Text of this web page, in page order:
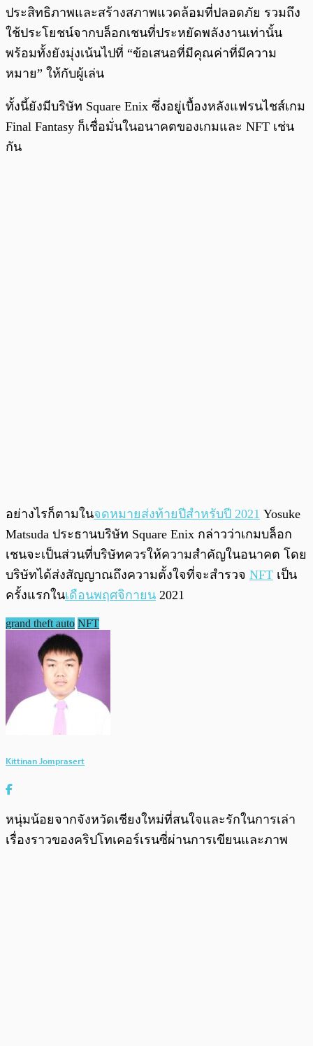
ประสิทธิภาพและสร้างสภาพแวดล้อมที่ปลอดภัย รวมถึง
ใช้ประโยชน์จากบล็อกเชนที่ประหยัดพลังงานเท่านั้น
พร้อมทั้งยังมุ่งเน้นไปที่ “ข้อเสนอที่มีคุณค่าที่มีความ
หมาย” ให้กับผู้เล่น
ทั้งนี้ยังมีบริษัท Square Enix ซึ่งอยู่เบื้องหลังแฟรนไชส์เกม
Final Fantasy ก็เชื่อมั่นในอนาคตของเกมและ NFT เช่น
กัน
อย่างไรก็ตามในจดหมายส่งท้ายปีสำหรับปี 2021 Yosuke
Matsuda ประธานบริษัท Square Enix กล่าวว่าเกมบล็อก
เชนจะเป็นส่วนที่บริษัทควรให้ความสำคัญในอนาคต โดย
บริษัทได้ส่งสัญญาณถึงความตั้งใจที่จะสำรวจ NFT เป็น
ครั้งแรกในเดือนพฤศจิกายน 2021
grand theft auto NFT
Kittinan Jomprasert
หนุ่มน้อยจากจังหวัดเชียงใหม่ที่สนใจและรักในการเล่า
เรื่องราวของคริปโทเคอร์เรนซี่ผ่านการเขียนและภาพ